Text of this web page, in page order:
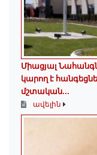
Միացյալ
կարող է
մշտական...
ավելին